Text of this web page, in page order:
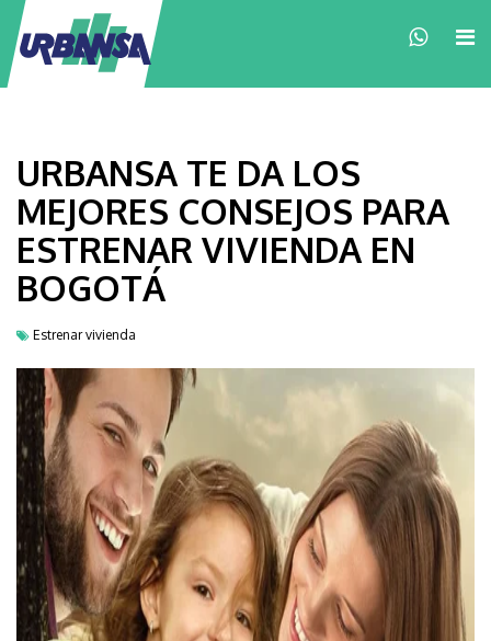
URBANSA TE DA LOS
MEJORES CONSEJOS PARA
ESTRENAR VIVIENDA EN
BOGOTÁ
Estrenar vivienda